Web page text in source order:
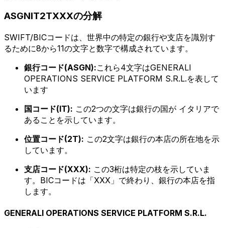
ASGNIT2TXXXの分解
SWIFT/BICコードは、世界中の特定の銀行や支店を識別す
るために8から11の文字と数字で構成されています。
銀行コード(ASGN):これら4文字はGENERALI
OPERATIONS SERVICE PLATFORM S.R.L.を表して
います
国コード(IT): この2つの文字は銀行の国が イタリアで
あることを示しています。
位置コード(2T): この2文字は銀行の本店の所在地を示
しています。
支店コード(XXX): この3桁は特定の枝を示していま
す。BICコードは「XXX」で終わり、銀行の本店を指
します。
GENERALI OPERATIONS SERVICE PLATFORM S.R.L.